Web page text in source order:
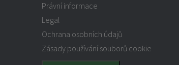
Právní informace
Legal
Ochrana osobních údajů
Zásady používání souborů cookie